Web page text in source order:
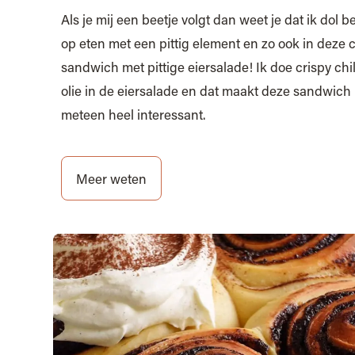
Als je mij een beetje volgt dan weet je dat ik dol
op eten met een pittig element en zo ook in deze
sandwich met pittige eiersalade! Ik doe crispy
olie in de eiersalade en dat maakt deze sandwich
meteen heel interessant.
Meer weten